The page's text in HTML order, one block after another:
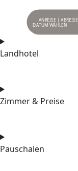
ANREISE | ABREISE
Landhotel
Zimmer & Preise
Pauschalen